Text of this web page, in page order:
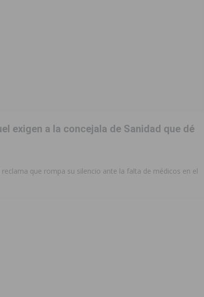
exigen a la concejala de Sanidad que dé
que rompa su silencio ante la falta de médicos en el